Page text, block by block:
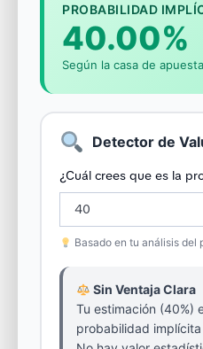
PROBABILIDAD
40.00%
Según la casa de
Detector de
¿Cuál crees que es la
Basado en tu análisis del
Sin Ventaja Clara
Tu estimación (40%)
probabilidad